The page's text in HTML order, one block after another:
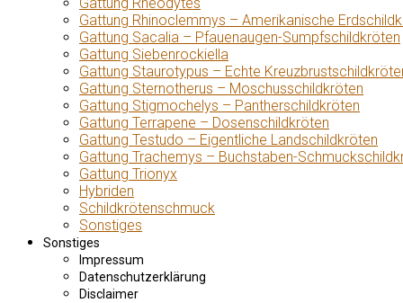
Gattung Rhinoclemmys – Amerikanische
Gattung Sacalia – Pfauenaugen-Sumpfschildkröten
Gattung Siebenrockiella
Gattung Staurotypus – Echte
Gattung Sternotherus – Moschusschildkröten
Gattung Stigmochelys – Pantherschildkröten
Gattung Terrapene – Dosenschildkröten
Gattung Testudo – Eigentliche Landschildkröten
Gattung Trachemys – Buchstaben-
Gattung Trionyx
Hybriden
Schildkrötenschmuck
Sonstiges
Sonstiges
Impressum
Datenschutzerklärung
Disclaimer